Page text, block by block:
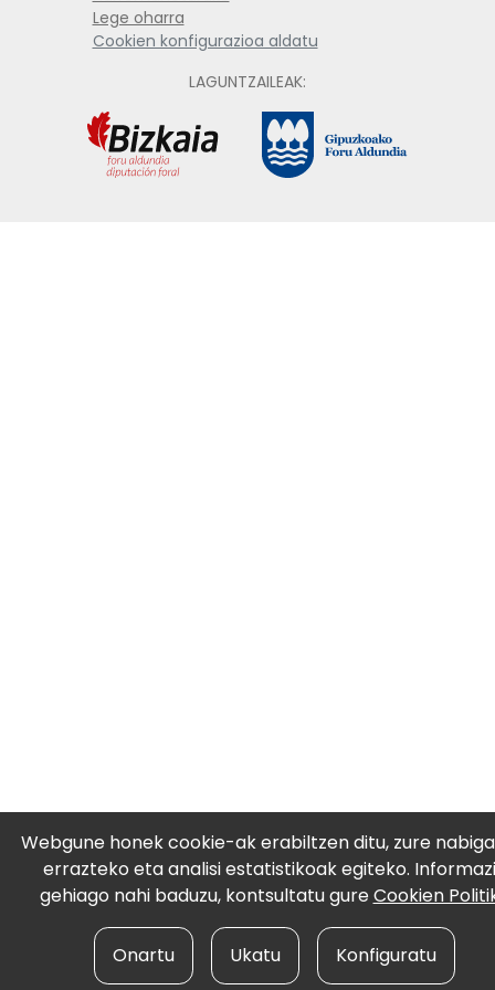
Lege oharra
Cookien konfigurazioa aldatu
LAGUNTZAILEAK:
Webgune honek cookie-ak erabiltzen ditu, zure
errazteko eta analisi estatistikoak egiteko.
gehiago nahi baduzu, kontsultatu gureCookien
Onartu Ukatu Konfiguratu